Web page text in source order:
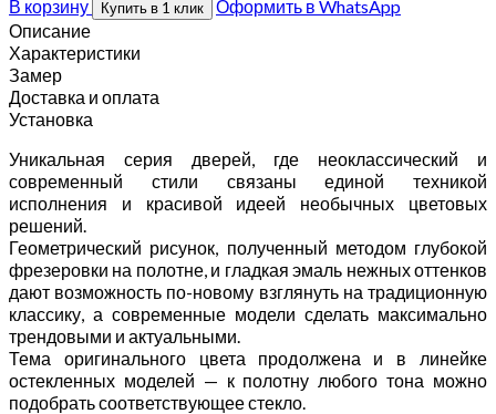
В корзину
Купить в 1 клик
Оформить в WhatsApp
Описание
Характеристики
Замер
Доставка и оплата
Установка
Уникальная серия дверей, где неоклассический и
современный стили связаны единой техникой
исполнения и красивой идеей необычных цветовых
решений.
Геометрический рисунок, полученный методом глубокой
фрезеровки на полотне, и гладкая эмаль нежных оттенков
дают возможность по-новому взглянуть на традиционную
классику, а современные модели сделать максимально
трендовыми и актуальными.
Тема оригинального цвета продолжена и в линейке
остекленных моделей — к полотну любого тона можно
подобрать соответствующее стекло.